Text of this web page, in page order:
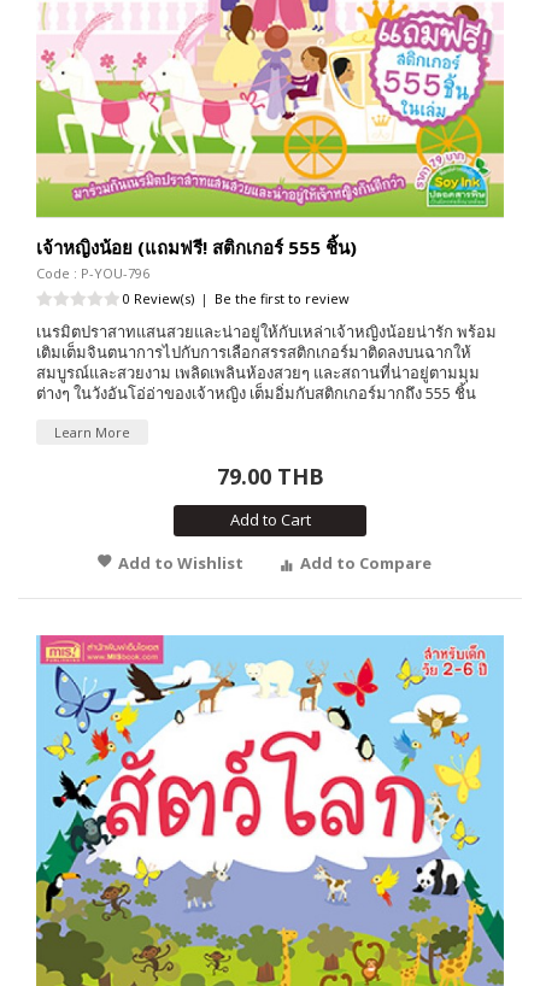
เจ้าหญิงน้อย (แถมฟรี! สติกเกอร์ 555 ชิ้น)
Code : P-YOU-796
0 Review(s) | Be the first to review
เนรมิตปราสาทแสนสวยและน่าอยู่ให้กับเหล่าเจ้าหญิงน้อยน่ารัก พร้อม
เติมเต็มจินตนาการไปกับการเลือกสรรสติกเกอร์มาติดลงบนฉากให้
สมบูรณ์และสวยงาม เพลิดเพลินห้องสวยๆ และสถานที่น่าอยู่ตามมุม
ต่างๆ ในวังอันโอ่อ่าของเจ้าหญิง เต็มอิ่มกับสติกเกอร์มากถึง 555 ชิ้น
Learn More
79.00 THB
Add to Cart
Add to Wishlist
Add to Compare